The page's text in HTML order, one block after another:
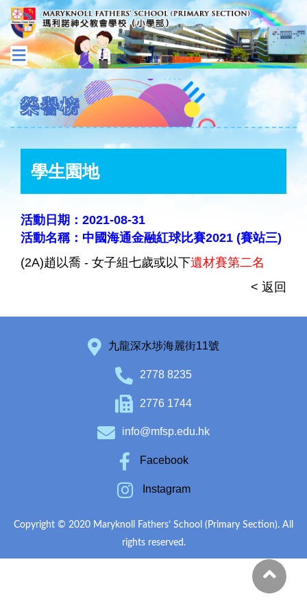
榮譽榜
學生園地
活動日期：2021-08-31
活動名稱：中國海通金融紅球比賽2021 (賽站三)
(2A)趙以喬 - 女子組七歲或以下遺材賽第二名
< 返回
九龍深水埗海麗街11號
2778 8235
2776 1744
info@mfsp.edu.hk
Facebook
Instagram
Copyright © 2020 Maryknoll Fathers’ School (Primary Section). All
rights reserved.